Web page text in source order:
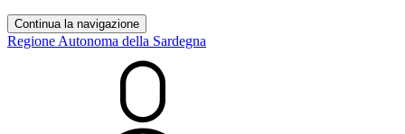
Continua la navigazione
Regione Autonoma della Sardegna